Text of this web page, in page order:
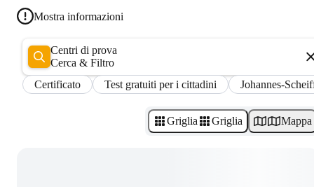
Mostra informazioni
Centri di prova
Cerca & Filtro
Certificato
Test gratuiti per i cittadini Johannes-
Griglia Griglia Mappa